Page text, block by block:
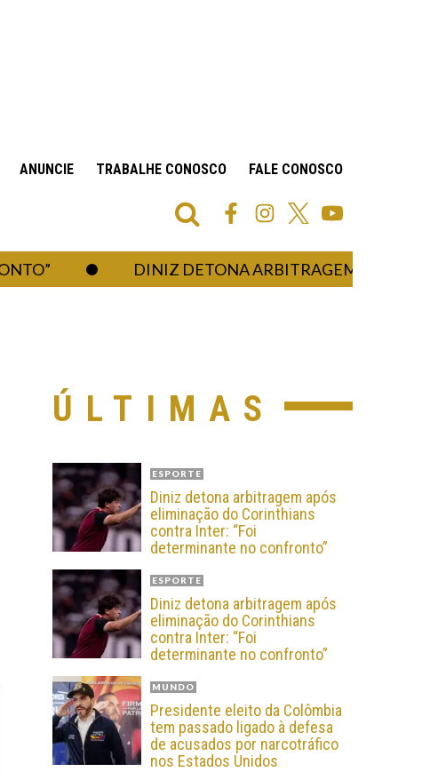
ANUNCIE TRABALHE CONOSCO FALE CONOSCO
DINIZ DETONA ARBITRAGEM APÓS
ÚLTIMAS
ESPORTE
Diniz detona arbitragem após
eliminação do Corinthians
contra Inter: “Foi
determinante no confronto”
ESPORTE
Diniz detona arbitragem após
eliminação do Corinthians
contra Inter: “Foi
determinante no confronto”
MUNDO
Presidente eleito da Colômbia
tem passado ligado à defesa
de acusados por narcotráfico
nos Estados Unidos